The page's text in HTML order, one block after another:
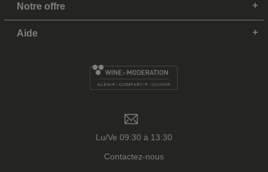
Notre offre
Aide
Lu/Ve 09:30 à 13:30
Contactez-nous